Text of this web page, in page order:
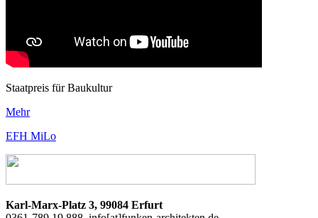
Staatpreis für Baukultur
Mehr
EFH MiLo
Karl-Marx-Platz 3, 99084 Erfurt